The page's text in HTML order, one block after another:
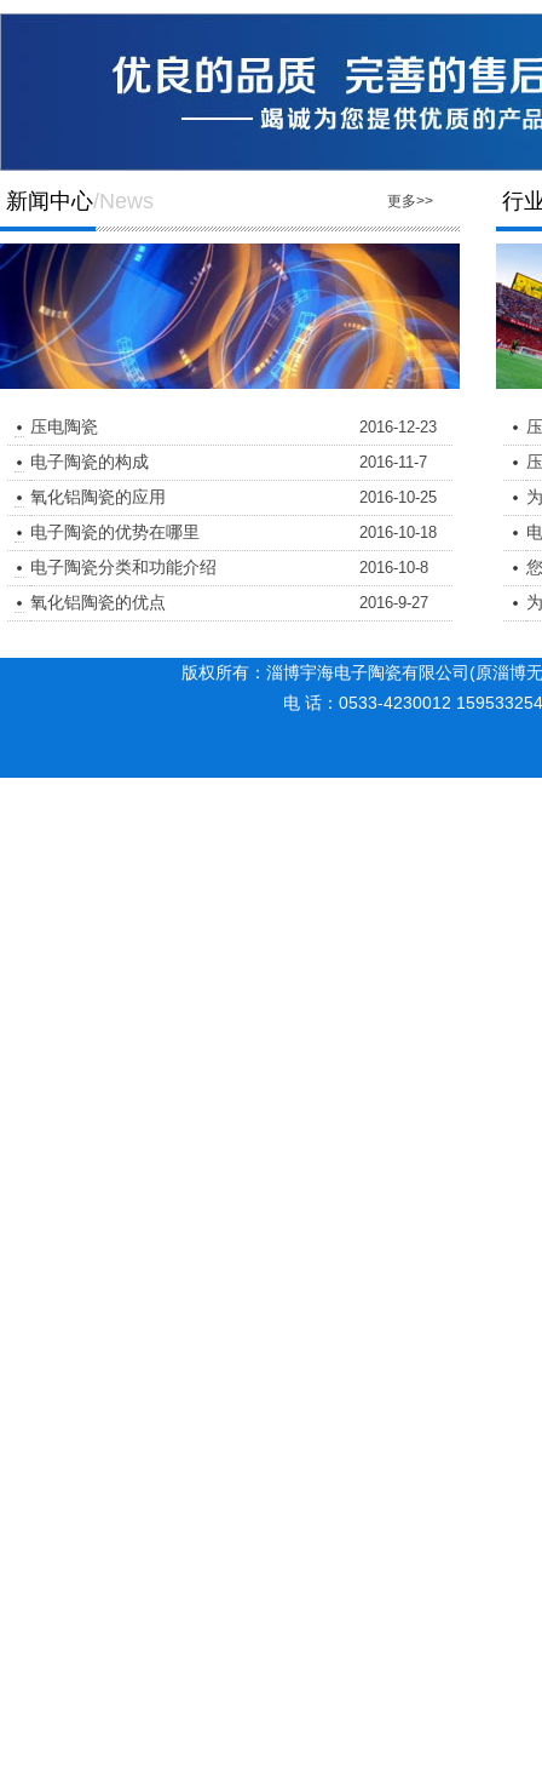
新闻中心/News 更多>>
压电陶瓷 2016-12-23
电子陶瓷的构成 2016-11-7
氧化铝陶瓷的应用 2016-10-25
电子陶瓷的优势在哪里 2016-10-18
电子陶瓷分类和功能介绍 2016-10-8
氧化铝陶瓷的优点 2016-9-27
行
版权所有：淄博宇海电子陶瓷有限公司(原淄
电 话：0533-4230012